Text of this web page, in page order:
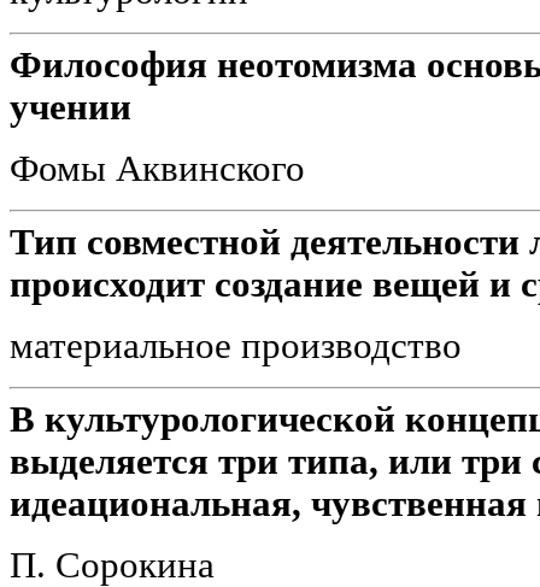
Философия неотомизма
учении
Фомы Аквинского
Тип совместной деятельности
происходит создание вещей и
материальное производство
В культурологической
выделяется три типа, или
идеациональная, чувственная
П. Сорокина